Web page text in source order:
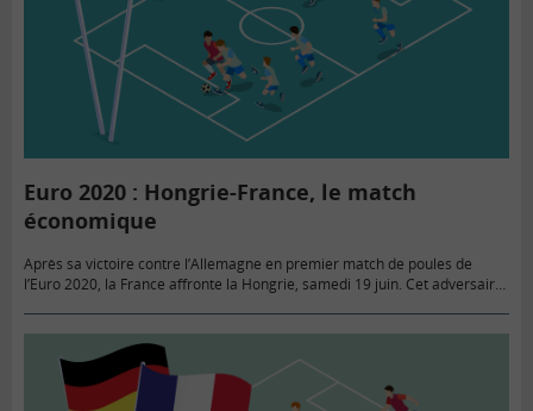
Euro 2020 : Hongrie-France, le match
économique
Après sa victoire contre l’Allemagne en premier match de poules de
l’Euro 2020, la France affronte la Hongrie, samedi 19 juin. Cet adversaire